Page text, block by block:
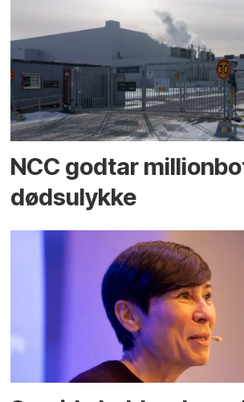
NCC godtar
dødsulykke